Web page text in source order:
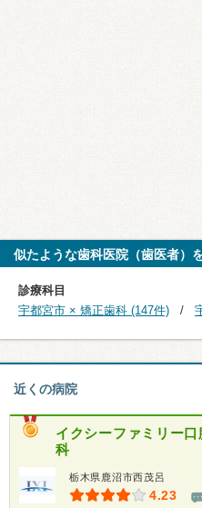
似たような歯科医院（歯医者）
診療科目
宇都宮市 × 矯正歯科 (147件)
近くの病院
イクシーファミリー
科
栃木県鹿沼市西茂呂
4.23